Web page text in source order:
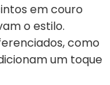
em couro
o estilo.
como
um toque